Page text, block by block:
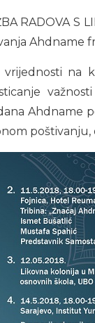
S
Ahdname
na
poštivanju,